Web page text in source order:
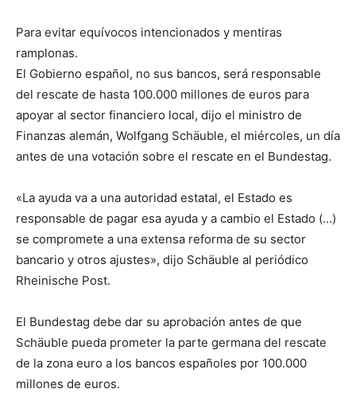
Para evitar equívocos intencionados y mentiras
ramplonas.
El Gobierno español, no sus bancos, será responsable
del rescate de hasta 100.000 millones de euros para
apoyar al sector financiero local, dijo el ministro de
Finanzas alemán, Wolfgang Schäuble, el miércoles, un día
antes de una votación sobre el rescate en el Bundestag.
«La ayuda va a una autoridad estatal, el Estado es
responsable de pagar esa ayuda y a cambio el Estado (…)
se compromete a una extensa reforma de su sector
bancario y otros ajustes», dijo Schäuble al periódico
Rheinische Post.
El Bundestag debe dar su aprobación antes de que
Schäuble pueda prometer la parte germana del rescate
de la zona euro a los bancos españoles por 100.000
millones de euros.